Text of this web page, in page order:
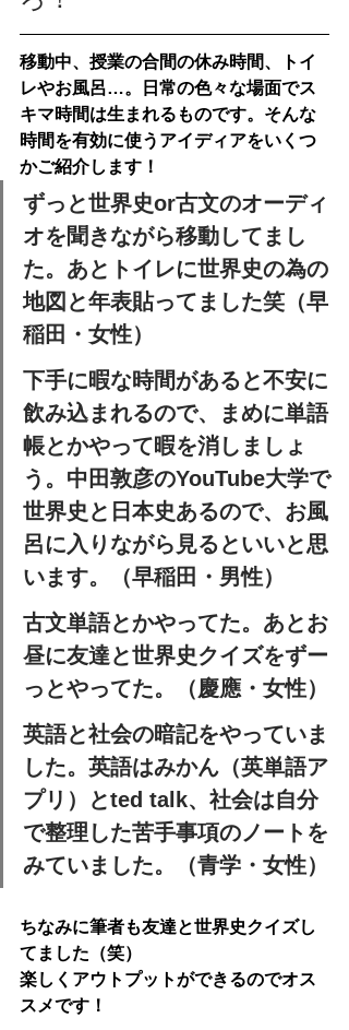
移動中、授業の合間の休み時間、トイ
レやお風呂…。日常の色々な場面でス
キマ時間は生まれるものです。そんな
時間を有効に使うアイディアをいくつ
かご紹介します！
ずっと世界史or古文のオーディ
オを聞きながら移動してまし
た。あとトイレに世界史の為の
地図と年表貼ってました笑（早
稲田・女性）
下手に暇な時間があると不安に
飲み込まれるので、まめに単語
帳とかやって暇を消しましょ
う。中田敦彦のYouTube大学で
世界史と日本史あるので、お風
呂に入りながら見るといいと思
います。（早稲田・男性）
古文単語とかやってた。あとお
昼に友達と世界史クイズをずー
っとやってた。（慶應・女性）
英語と社会の暗記をやっていま
した。英語はみかん（英単語ア
プリ）とted talk、社会は自分
で整理した苦手事項のノートを
みていました。（青学・女性）
ちなみに筆者も友達と世界史クイズし
てました（笑）
楽しくアウトプットができるのでオス
スメです！